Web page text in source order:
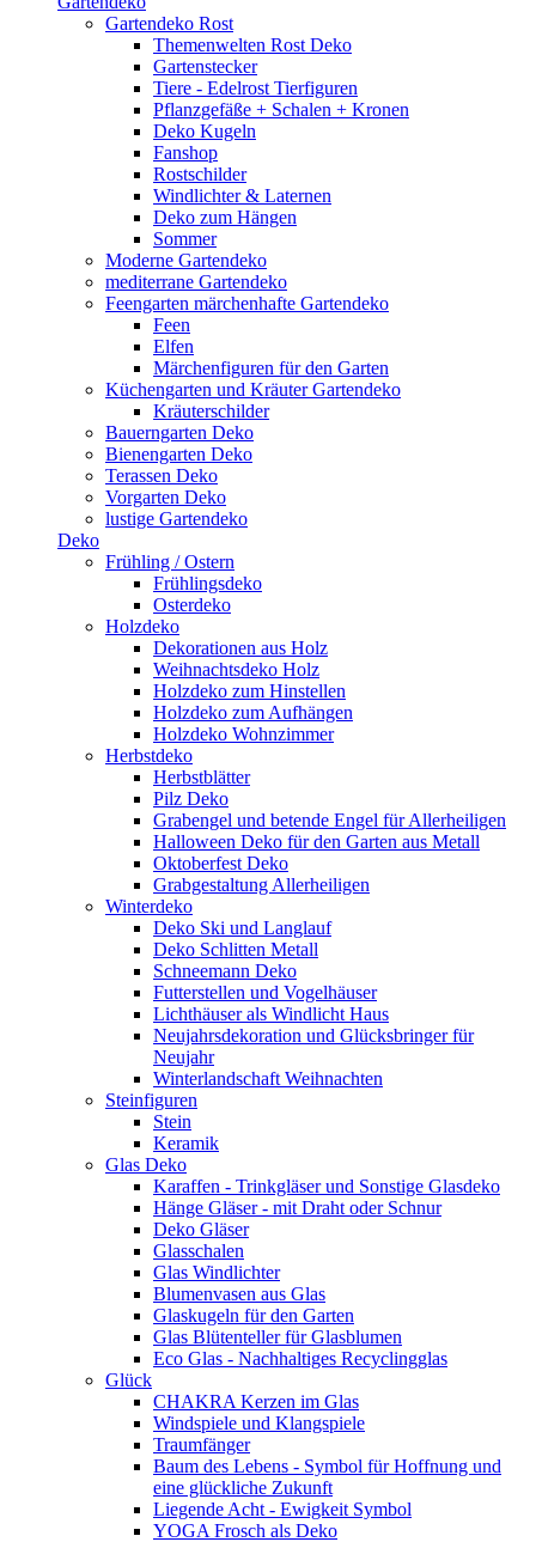
Gartendeko Rost
Themenwelten Rost Deko
Gartenstecker
Tiere - Edelrost Tierfiguren
Pflanzgefäße + Schalen + Kronen
Deko Kugeln
Fanshop
Rostschilder
Windlichter & Laternen
Deko zum Hängen
Sommer
Moderne Gartendeko
mediterrane Gartendeko
Feengarten märchenhafte Gartendeko
Feen
Elfen
Märchenfiguren für den Garten
Küchengarten und Kräuter Gartendeko
Kräuterschilder
Bauerngarten Deko
Bienengarten Deko
Terassen Deko
Vorgarten Deko
lustige Gartendeko
Deko
Frühling / Ostern
Frühlingsdeko
Osterdeko
Holzdeko
Dekorationen aus Holz
Weihnachtsdeko Holz
Holzdeko zum Hinstellen
Holzdeko zum Aufhängen
Holzdeko Wohnzimmer
Herbstdeko
Herbstblätter
Pilz Deko
Grabengel und betende Engel für Allerheiligen
Halloween Deko für den Garten aus Metall
Oktoberfest Deko
Grabgestaltung Allerheiligen
Winterdeko
Deko Ski und Langlauf
Deko Schlitten Metall
Schneemann Deko
Futterstellen und Vogelhäuser
Lichthäuser als Windlicht Haus
Neujahrsdekoration und Glücksbringer für
Neujahr
Winterlandschaft Weihnachten
Steinfiguren
Stein
Keramik
Glas Deko
Karaffen - Trinkgläser und Sonstige Glasdeko
Hänge Gläser - mit Draht oder Schnur
Deko Gläser
Glasschalen
Glas Windlichter
Blumenvasen aus Glas
Glaskugeln für den Garten
Glas Blütenteller für Glasblumen
Eco Glas - Nachhaltiges Recyclingglas
Glück
CHAKRA Kerzen im Glas
Windspiele und Klangspiele
Traumfänger
Baum des Lebens - Symbol für Hoffnung und
eine glückliche Zukunft
Liegende Acht - Ewigkeit Symbol
YOGA Frosch als Deko